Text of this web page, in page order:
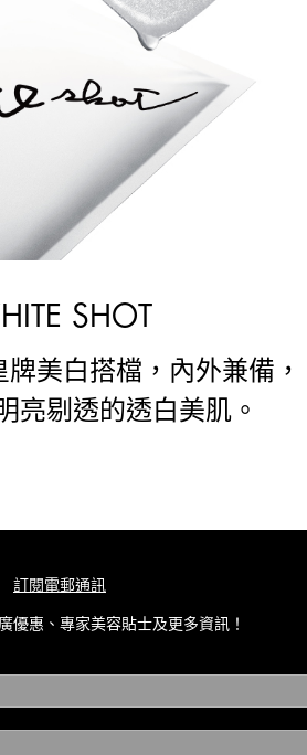
SHOT
牌美白搭檔，內外兼備，
亮剔透的透白美肌。
訂閱電郵通訊
優惠、 專家美容貼士及更多資訊！